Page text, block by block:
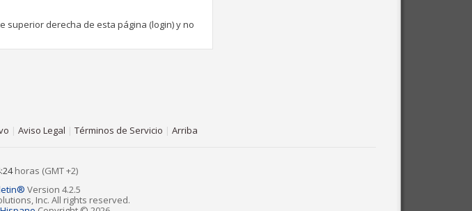
superior derecha de esta página (login) y no
| Aviso Legal | Términos de Servicio | Arriba
horas (GMT +2)
Version 4.2.5
Inc. All rights reserved.